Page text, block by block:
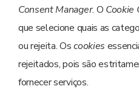
Consent Manager. O Cookie
que selecione quais as
ou rejeita. Oscookies
rejeitados, pois são
fornecer serviços.